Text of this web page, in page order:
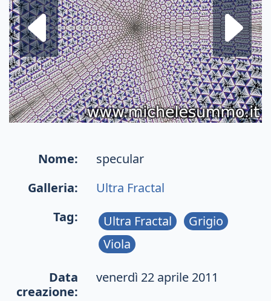
Frattale
Nome:
specular
Galleria:
Ultra Fractal
Tag:
Ultra Fractal
Grigio
Viola
Data
creazione:
venerdì 22 aprile 2011